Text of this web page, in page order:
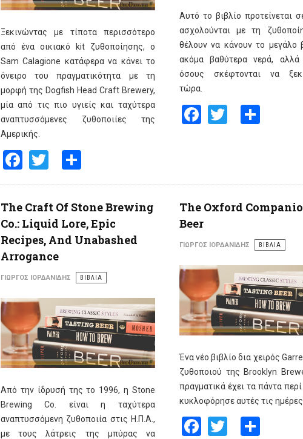
Ξεκινώντας με τίποτα περισσότερο
από ένα οικιακό kit ζυθοποίησης, ο
Sam Calagione κατάφερα να κάνει το
όνειρο του πραγματικότητα με τη
μορφή της Dogfish Head Craft Brewery,
μία από τις πιο υγιείς και ταχύτερα
αναπτυσσόμενες ζυθοποιίες της
Αμερικής.
Facebook
TwitterShare
Αυτό το βιβλίο προτείνεται
ασχολούνται με τη
θέλουν να κάνουν το μεγάλο
ακόμα βαθύτερα νερά,
όσους σκέφτονται να
τώρα.
Facebook
Twitter
The Craft Of Stone Brewing
Co.: Liquid Lore, Epic
Recipes, And Unabashed
Arrogance
ΓΙΏΡΓΟΣ ΙΟΡΔΑΝΊΔΗΣ ΒΙΒΛΙΑ
Από την ίδρυσή της το 1996, η Stone
Brewing Co. είναι η ταχύτερα
αναπτυσσόμενη ζυθοποιία στις Η.Π.Α.,
με τους λάτρεις της μπύρας να
The Oxford
Beer
ΓΙΏΡΓΟΣ ΙΟΡΔΑΝΊΔΗΣ ΒΙΒΛΙΑ
Ένα νέο βιβλίο δια χειρός
ζυθοποιού της Brooklyn
πραγματικά έχει τα πάντα
κυκλοφόρησε αυτές τις
Facebook
Twitter